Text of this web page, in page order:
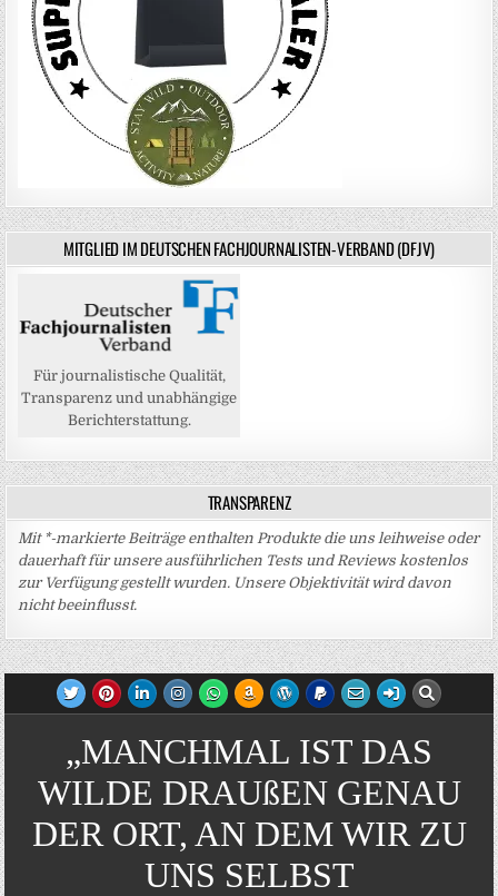
MITGLIED IM DEUTSCHEN FACHJOURNALISTEN-VERBAND (DFJV)
Für journalistische Qualität,
Transparenz und unabhängige
Berichterstattung.
TRANSPARENZ
Mit *-markierte Beiträge enthalten Produkte die uns leihweise oder
dauerhaft für unsere ausführlichen Tests und Reviews kostenlos
zur Verfügung gestellt wurden. Unsere Objektivität wird davon
nicht beeinflusst.
„MANCHMAL IST DAS
WILDE DRAUßEN GENAU
DER ORT, AN DEM WIR ZU
UNS SELBST